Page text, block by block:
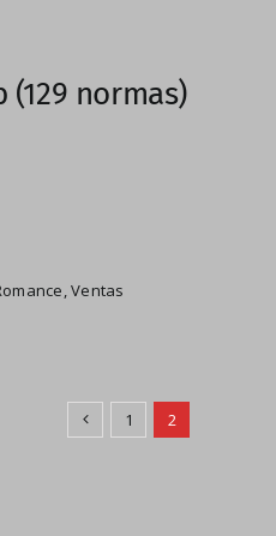
(129 normas)
,Ventas
1 2